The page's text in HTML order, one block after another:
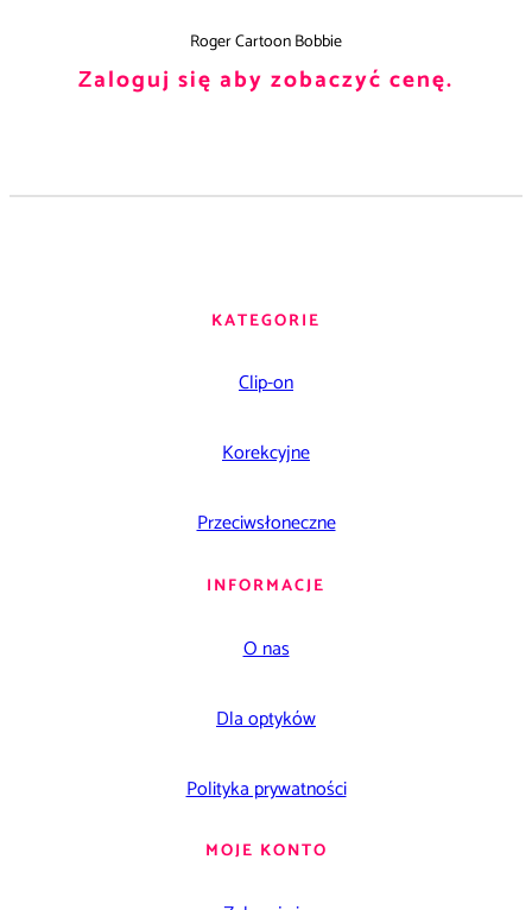
Roger Cartoon Bobbie
Zaloguj się aby zobaczyć cenę.
KATEGORIE
Clip-on
Korekcyjne
Przeciwsłoneczne
INFORMACJE
O nas
Dla optyków
Polityka prywatności
MOJE KONTO